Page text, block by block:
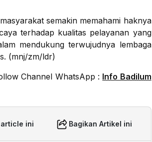
semakin memahami haknya
terhadap kualitas pelayanan yang
mendukung terwujudnya lembaga
(mnj/zm/ldr)
Channel WhatsApp : Info Badilum
ini Bagikan Artikel ini